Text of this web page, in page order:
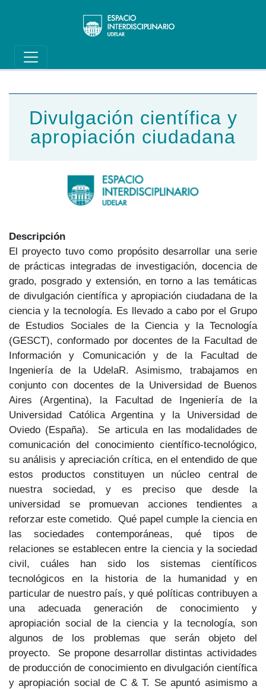
Main navigation
Divulgación científica y
apropiación ciudadana
Descripción
El proyecto tuvo como propósito desarrollar una serie
de prácticas integradas de investigación, docencia de
grado, posgrado y extensión, en torno a las temáticas
de divulgación científica y apropiación ciudadana de la
ciencia y la tecnología. Es llevado a cabo por el Grupo
de Estudios Sociales de la Ciencia y la Tecnología
(GESCT), conformado por docentes de la Facultad de
Información y Comunicación y de la Facultad de
Ingeniería de la UdelaR. Asimismo, trabajamos en
conjunto con docentes de la Universidad de Buenos
Aires (Argentina), la Facultad de Ingeniería de la
Universidad Católica Argentina y la Universidad de
Oviedo (España). Se articula en las modalidades de
comunicación del conocimiento científico-tecnológico,
su análisis y apreciación crítica, en el entendido de que
estos productos constituyen un núcleo central de
nuestra sociedad, y es preciso que desde la
universidad se promuevan acciones tendientes a
reforzar este cometido. Qué papel cumple la ciencia en
las sociedades contemporáneas, qué tipos de
relaciones se establecen entre la ciencia y la sociedad
civil, cuáles han sido los sistemas científicos
tecnológicos en la historia de la humanidad y en
particular de nuestro país, y qué políticas contribuyen a
una adecuada generación de conocimiento y
apropiación social de la ciencia y la tecnología, son
algunos de los problemas que serán objeto del
proyecto. Se propone desarrollar distintas actividades
de producción de conocimiento en divulgación científica
y apropiación social de C & T. Se apuntó asimismo a